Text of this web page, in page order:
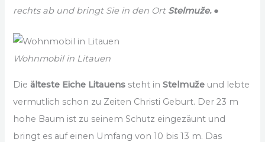
rechts ab und bringt Sie in den OrtStelmuže.●
Wohnmobil in Litauen
Dieälteste Eiche Litauens steht inStelmuže und lebte
vermutlich schon zu Zeiten Christi Geburt. Der 23 m
hohe Baum ist zu seinem Schutz eingezäunt und
bringt es auf einen Umfang von 10 bis 13 m. Das